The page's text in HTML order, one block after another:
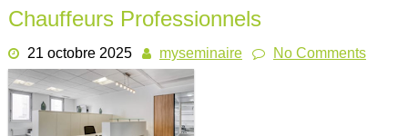
Chauffeurs Professionnels
21 octobre 2025 myseminaire No Comments